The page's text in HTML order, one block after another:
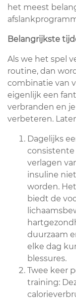
het meest
Belangrijkste
Als we het spel
routine, dan
combinatie van
eigenlijk een
verbranden en
verbeteren.
Dagelijks
verlagen
insuline
worden.
biedt de
duurzaam
elke dag
blessures.
Twee keer
training: